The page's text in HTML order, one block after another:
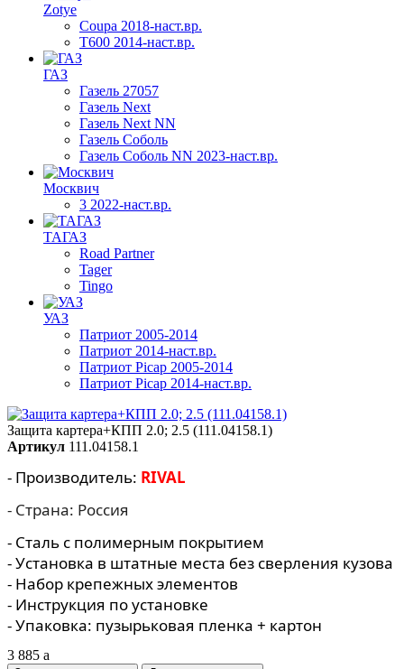
Zotye
Coupa 2018-наст.вр.
T600 2014-наст.вр.
ГАЗ
Газель 27057
Газель Next
Газель Next NN
Газель Соболь
Газель Соболь NN 2023-наст.вр.
Москвич
3 2022-наст.вр.
ТАГАЗ
Road Partner
Tager
Tingo
УАЗ
Патриот 2005-2014
Патриот 2014-наст.вр.
Патриот Picap 2005-2014
Патриот Picap 2014-наст.вр.
Защита картера+КПП 2.0; 2.5 (111.04158.1)
Артикул 111.04158.1
- Производитель: RIVAL
- Страна: Россия
- Сталь с полимерным покрытием
- Установка в штатные места без сверления кузова
- Набор крепежных элементов
- Инструкция по установке
- Упаковка: пузырьковая пленка + картон
3 885 a